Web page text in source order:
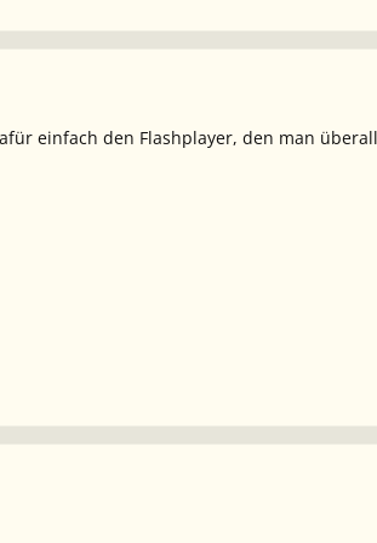
einfach den Flashplayer, den man